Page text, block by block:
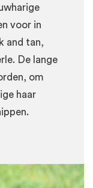
voor in
and tan,
De lange
om
haar